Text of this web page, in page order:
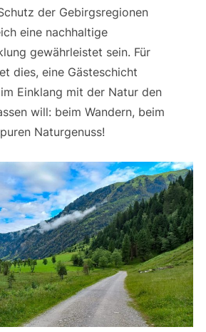
der Gebirgsregionen
eine nachhaltige
gewährleistet sein. Für
dies, eine Gästeschicht
Einklang mit der Natur den
will: beim Wandern, beim
Naturgenuss!